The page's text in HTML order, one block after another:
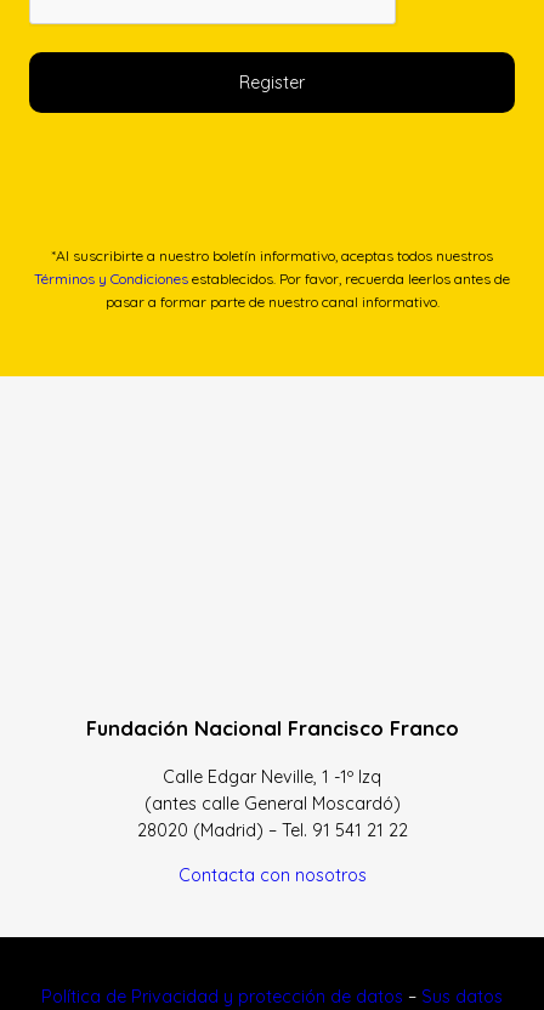
*Al suscribirte a nuestro boletín informativo, aceptas todos nuestros
Términos y Condiciones establecidos. Por favor, recuerda leerlos antes de
pasar a formar parte de nuestro canal informativo.
Fundación Nacional Francisco Franco
Calle Edgar Neville, 1 -1º Izq
(antes calle General Moscardó)
28020 (Madrid) – Tel. 91 541 21 22
Contacta con nosotros
Política de Privacidad y protección de datos – Sus datos